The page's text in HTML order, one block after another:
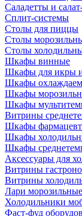
Саладетты и
Сплит-системы
Столы для пиццы
Столы
Столы
Шкафы винные
Шкафы для икры и
Шкафы
Шкафы
Шкафы
Витрины
Шкафы
Шкафы
Шкафы
Аксессуары для
Витрины
Витрины
Лари морозильные
Холодильники
Фаст-фуд